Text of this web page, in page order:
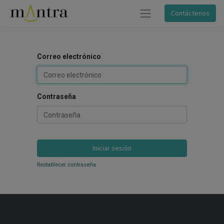
Contáctenos
Correo electrónico
Contraseña
Iniciar sesión
Restablecer contraseña